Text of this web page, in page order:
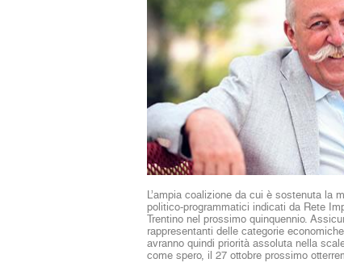
L’ampia coalizione da cui è sostenuta la
politico-programmatici indicati da Rete
Trentino nel prossimo quinquennio.
rappresentanti delle categorie
avranno quindi priorità assoluta nella
come spero, il 27 ottobre prossimo